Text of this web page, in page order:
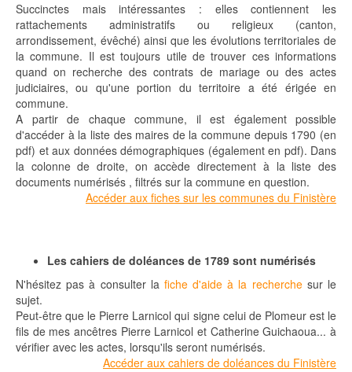
Succinctes mais intéressantes : elles contiennent les
rattachements administratifs ou religieux (canton,
arrondissement, évêché) ainsi que les évolutions territoriales de
la commune. Il est toujours utile de trouver ces informations
quand on recherche des contrats de mariage ou des actes
judiciaires, ou qu'une portion du territoire a été érigée en
commune.
A partir de chaque commune, il est également possible
d'accéder à la liste des maires de la commune depuis 1790 (en
pdf) et aux données démographiques (également en pdf). Dans
la colonne de droite, on accède directement à la liste des
documents numérisés , filtrés sur la commune en question.
Accéder aux fiches sur les communes du Finistère
Les cahiers de doléances de 1789 sont numérisés
N'hésitez pas à consulter la fiche d'aide à la recherche sur le
sujet.
Peut-être que le Pierre Larnicol qui signe celui de Plomeur est le
fils de mes ancêtres Pierre Larnicol et Catherine Guichaoua... à
vérifier avec les actes, lorsqu'ils seront numérisés.
Accéder aux cahiers de doléances du Finistère